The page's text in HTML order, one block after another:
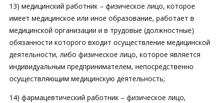
13) медицинский работник – физическое лицо, которое
имеет медицинское или иное образование, работает в
медицинской организации и в трудовые (должностные)
обязанности которого входит осуществление медицинской
деятельности, либо физическое лицо, которое является
индивидуальным предпринимателем, непосредственно
осуществляющим медицинскую деятельность;
14) фармацевтический работник – физическое лицо,